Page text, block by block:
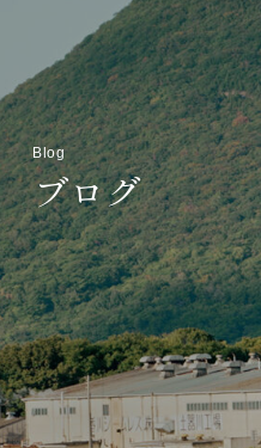
Blog
ブログ